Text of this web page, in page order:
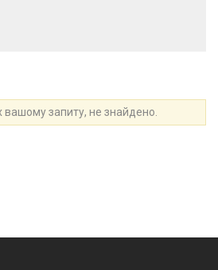
вашому запиту, не знайдено.